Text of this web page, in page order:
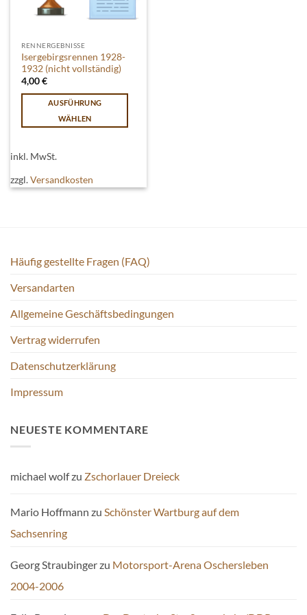
RENNERGEBNISSE
Isergebirgsrennen 1928-
1932 (nicht vollständig)
4,00€
AUSFÜHRUNG
WÄHLEN
weist
mehrere
Varianten
auf
Produktseite
werden
inkl. MwSt.
zzgl.Versandkosten
Häufig gestellte Fragen (FAQ)
Versandarten
Allgemeine Geschäftsbedingungen
Vertrag widerrufen
Datenschutzerklärung
Impressum
NEUESTE KOMMENTARE
michael wolfzu Zschorlauer Dreieck
Mario Hoffmann zu Schönster Wartburg auf dem
Sachsenring
Georg Straubingerzu Motorsport-Arena Oschersleben
2004-2006